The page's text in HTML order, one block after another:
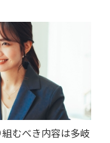
むべき内容は多岐